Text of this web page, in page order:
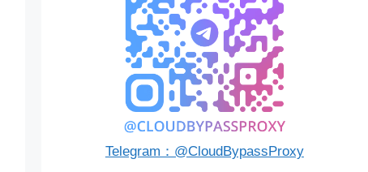
Telegram：@CloudBypassProxy